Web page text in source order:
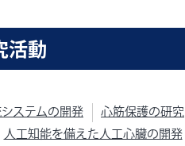
活動
ステムの開発 心筋保護の研究
人工知能を備えた人工心臓の開発